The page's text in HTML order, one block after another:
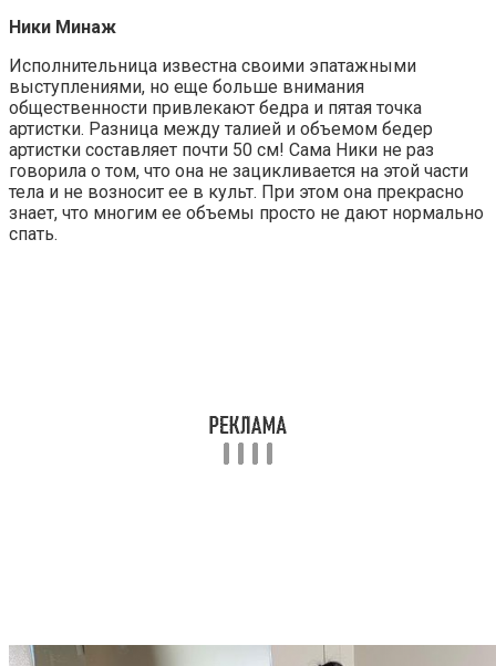
Ники Минаж
Исполнительница известна своими эпатажными
выступлениями, но еще больше внимания
общественности привлекают бедра и пятая точка
артистки. Разница между талией и объемом бедер
артистки составляет почти 50 см! Сама Ники не раз
говорила о том, что она не зацикливается на этой части
тела и не возносит ее в культ. При этом она прекрасно
знает, что многим ее объемы просто не дают нормально
спать.